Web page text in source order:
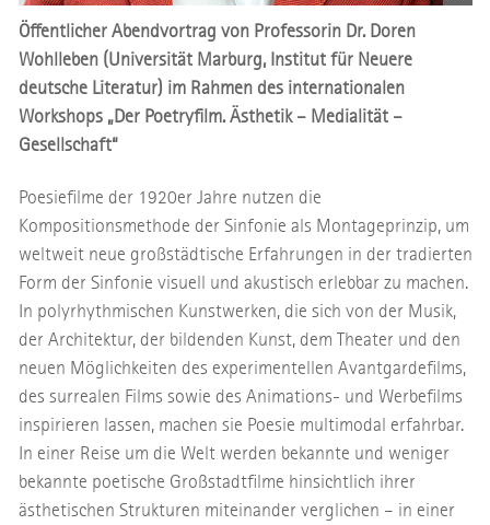
Öffentlicher Abendvortrag von Professorin Dr. Doren
Wohlleben (Universität Marburg, Institut für Neuere
deutsche Literatur) im Rahmen des internationalen
Workshops „Der Poetryfilm. Ästhetik – Medialität –
Gesellschaft“
Poesiefilme der 1920er Jahre nutzen die
Kompositionsmethode der Sinfonie als Montageprinzip, um
weltweit neue großstädtische Erfahrungen in der tradierten
Form der Sinfonie visuell und akustisch erlebbar zu machen.
In polyrhythmischen Kunstwerken, die sich von der Musik,
der Architektur, der bildenden Kunst, dem Theater und den
neuen Möglichkeiten des experimentellen Avantgardefilms,
des surrealen Films sowie des Animations- und Werbefilms
inspirieren lassen, machen sie Poesie multimodal erfahrbar.
In einer Reise um die Welt werden bekannte und weniger
bekannte poetische Großstadtfilme hinsichtlich ihrer
ästhetischen Strukturen miteinander verglichen – in einer